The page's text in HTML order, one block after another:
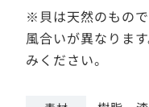
※貝は天然のもの
風合いが異なりま
みください。